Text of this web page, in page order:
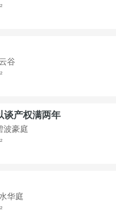
谷
谈产权满两年
波豪庭
华庭